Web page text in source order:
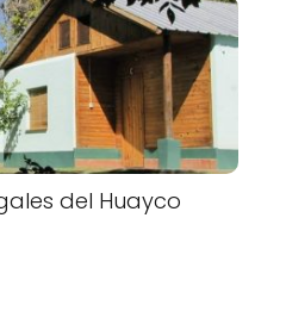
del Huayco